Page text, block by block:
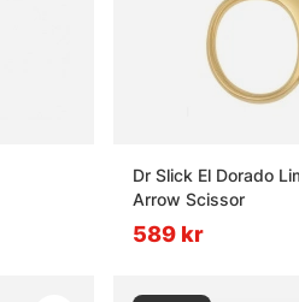
Dr Slick El Dorado
Arrow Scissor
589 kr